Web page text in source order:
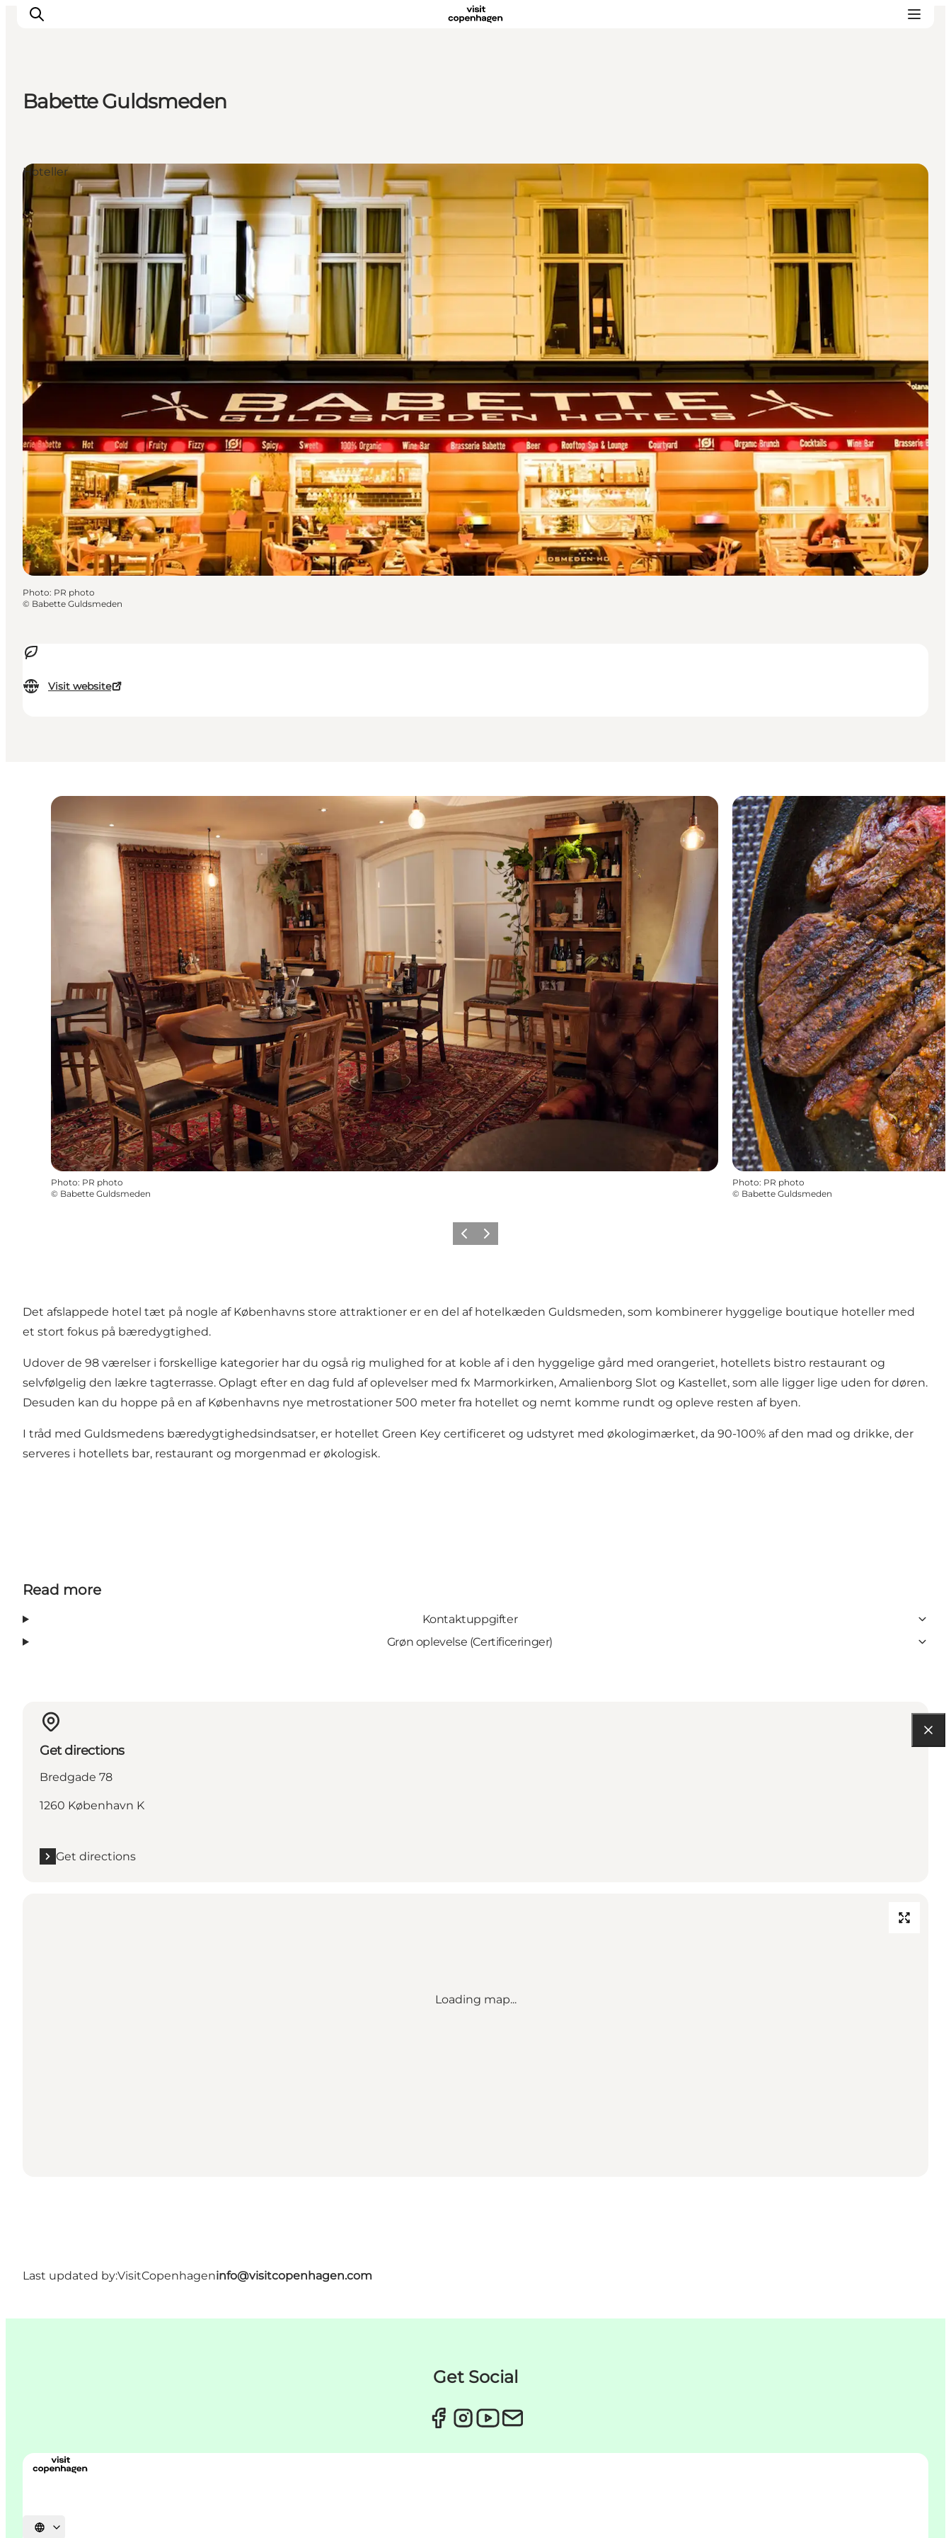
Planera din resa
Babette Guldsmeden
Visit website
Hoteller
Photo: PR photo
© Babette Guldsmeden
Photo: PR photo
© Babette Guldsmeden
Photo: PR photo
© Babette Guldsmeden
Previous
Next
Det afslappede hotel tæt på nogle af Københavns store attraktioner er en del af hotelkæden Guldsmeden, som kombinerer hyggelige boutique hoteller med
et stort fokus på bæredygtighed.
Udover de 98 værelser i forskellige kategorier har du også rig mulighed for at koble af i den hyggelige gård med orangeriet, hotellets bistro restaurant og
selvfølgelig den lækre tagterrasse. Oplagt efter en dag fuld af oplevelser med fx Marmorkirken, Amalienborg Slot og Kastellet, som alle ligger lige uden for døren.
Desuden kan du hoppe på en af Københavns nye metrostationer 500 meter fra hotellet og nemt komme rundt og opleve resten af byen.
I tråd med Guldsmedens bæredygtighedsindsatser, er hotellet Green Key certificeret og udstyret med økologimærket, da 90-100% af den mad og drikke, der
serveres i hotellets bar, restaurant og morgenmad er økologisk.
Read more
Kontaktuppgifter
Grøn oplevelse (Certificeringer)
Get directions
Bredgade 78
1260 København K
Get directions
Loading map...
Last updated by:VisitCopenhageninfo@visitcopenhagen.com
Get Social
Select language